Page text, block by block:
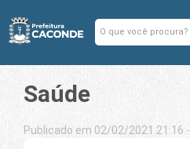
Saúde
Publicado em 02/02/2021 21:16 -